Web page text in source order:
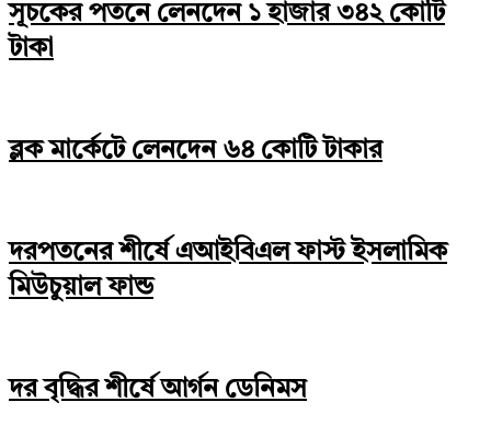
সূচকের পতনে লেনদেন ১ হাজার ৩৪২ কোটি
টাকা
ব্লক মার্কেটে লেনদেন ৬৪ কোটি টাকার
দরপতনের শীর্ষে এআইবিএল ফাস্ট ইসলামিক
মিউচুয়াল ফান্ড
দর বৃদ্ধির শীর্ষে আর্গন ডেনিমস